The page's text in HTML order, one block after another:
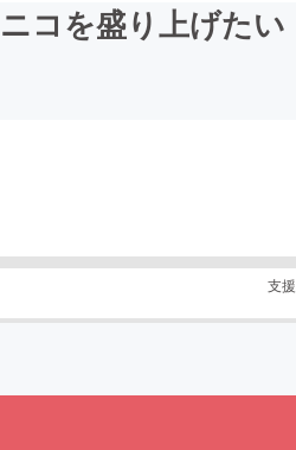
コを盛り上げたい
支